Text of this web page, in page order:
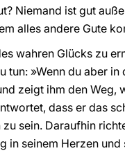
Niemand ist gut
alles andere Gute
wahren Glücks zu
tun: »Wenn du aber
zeigt ihm den
dass er das
sein. Daraufhin
in seinem Herzen